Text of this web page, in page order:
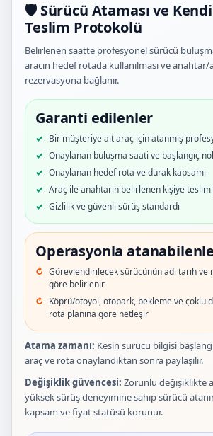
🛡️ Sürücü Ataması ve Kendi
Teslim Protokolü
Belirlenen saatte profesyonel sürücü
aracın hedef rotada kullanılması ve anahtar/
rezervasyona bağlanır.
Garanti edilenler
Bir müşteriye ait araç için atanmış
Onaylanan buluşma saati ve başlangıç
Onaylanan hedef rota ve durak kapsamı
Araç ile anahtarın belirlenen kişiye
Gizlilik ve güvenli sürüş standardı
Operasyonla
Görevlendirilecek sürücünün adı tarih ve
göre belirlenir
Köprü/otoyol, otopark, bekleme ve çoklu
rota planına göre netleşir
Atama zamanı: Kesin sürücü bilgisi
araç ve rota onaylandıktan sonra paylaşılır.
Değişiklik güvencesi: Zorunlu değişiklikte
yüksek sürüş deneyimine sahip sürücü
kapsam ve fiyat statüsü korunur.